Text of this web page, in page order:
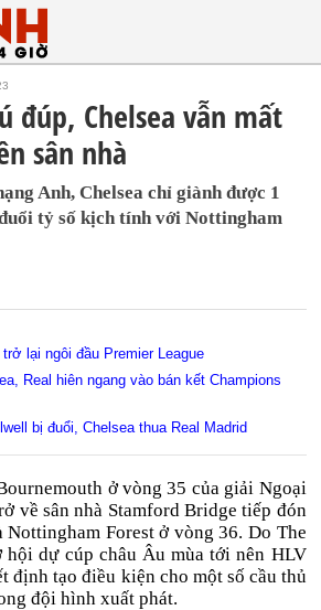
đúp, Chelsea vẫn mất
sân nhà
Anh, Chelsea chỉ giành được 1
tỷ số kịch tính với Nottingham
lại ngôi đầu Premier League
Real hiên ngang vào bán kết Champions
bị đuổi, Chelsea thua Real Madrid
ở vòng 35 của giải Ngoại
về sân nhà Stamford Bridge tiếp đón
Forest ở vòng 36. Do The
hội dự cúp châu Âu mùa tới nên HLV
định tạo điều kiện cho một số cầu thủ
đội hình xuất phát.